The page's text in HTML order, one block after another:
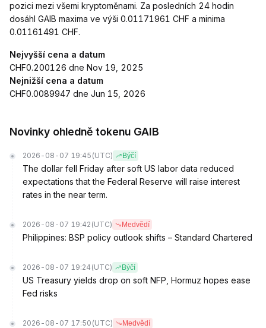
pozici mezi všemi kryptoměnami. Za posledních 24 hodin
dosáhl GAIB maxima ve výši 0.01171961 CHF a minima
0.01161491 CHF.
Nejvyšší cena a datum
CHF0.200126 dne Nov 19, 2025
Nejnižší cena a datum
CHF0.0089947 dne Jun 15, 2026
Novinky ohledně tokenu GAIB
2026-08-07 19:45 (UTC) Býčí
The dollar fell Friday after soft US labor data reduced
expectations that the Federal Reserve will raise interest
rates in the near term.
2026-08-07 19:42 (UTC) Medvědí
Philippines: BSP policy outlook shifts – Standard Chartered
2026-08-07 19:24 (UTC) Býčí
US Treasury yields drop on soft NFP, Hormuz hopes ease
Fed risks
2026-08-07 17:50 (UTC) Medvědí